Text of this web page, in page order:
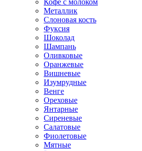
Кофе с молоком
Металлик
Слоновая кость
Фуксия
Шоколад
Шампань
Оливковые
Оранжевые
Вишневые
Изумрудные
Венге
Ореховые
Янтарные
Сиреневые
Салатовые
Фиолетовые
Мятные